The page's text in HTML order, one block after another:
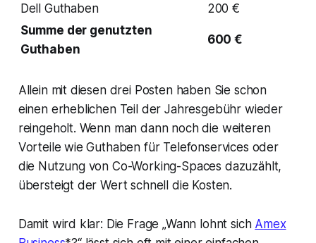
Dell Guthaben
200 €
Summe der genutzten
Guthaben
600 €
Allein mit diesen drei Posten haben Sie schon
einen erheblichen Teil der Jahresgebühr wieder
reingeholt. Wenn man dann noch die weiteren
Vorteile wie Guthaben für Telefonservices oder
die Nutzung von Co-Working-Spaces dazuzählt,
übersteigt der Wert schnell die Kosten.
Damit wird klar: Die Frage „Wann lohnt sich Amex